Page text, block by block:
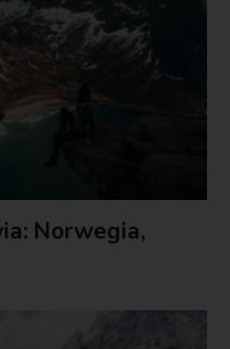
Norwegia,